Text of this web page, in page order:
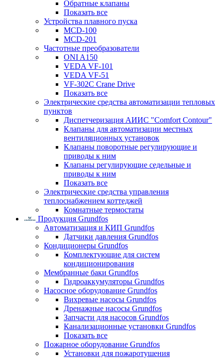
Обратные клапаны
Показать все
Устройства плавного пуска
MCD-100
MCD-201
Частотные преобразователи
ONI A150
VEDA VF-101
VEDA VF-51
VF-302C Crane Drive
Показать все
Электрические средства автоматизации тепловых
пунктов
Диспетчеризация АИИС "Comfort Contour"
Клапаны для автоматизации местных
вентиляционных установок
Клапаны поворотные регулирующие и
приводы к ним
Клапаны регулирующие седельные и
приводы к ним
Показать все
Электрические средства управления
теплоснабжением коттеджей
Комнатные термостаты
Продукция Grundfos
Автоматизация и КИП Grundfos
Датчики давления Grundfos
Кондиционеры Grundfos
Комплектующие для систем
кондиционирования
Мембранные баки Grundfos
Гидроаккумуляторы Grundfos
Насосное оборудование Grundfos
Вихревые насосы Grundfos
Дренажные насосы Grundfos
Запчасти для насосов Grundfos
Канализационные установки Grundfos
Показать все
Пожарное оборудование Grundfos
Установки для пожаротушения